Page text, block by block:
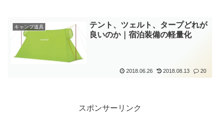
キャンプ道具
テント、ツェルト、タープどれが
良いのか｜宿泊装備の軽量化
2018.06.26 2018.08.13 20
スポンサーリンク